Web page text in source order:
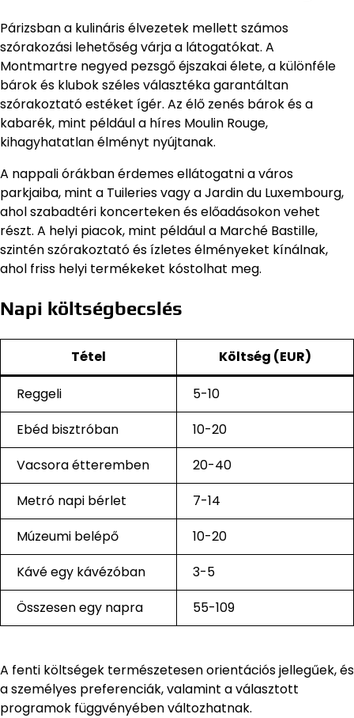
Párizsban a kulináris élvezetek mellett számos
szórakozási lehetőség várja a látogatókat. A
Montmartre negyed pezsgő éjszakai élete, a különféle
bárok és klubok széles választéka garantáltan
szórakoztató estéket ígér. Az élő zenés bárok és a
kabarék, mint például a híres Moulin Rouge,
kihagyhatatlan élményt nyújtanak.
A nappali órákban érdemes ellátogatni a város
parkjaiba, mint a Tuileries vagy a Jardin du Luxembourg,
ahol szabadtéri koncerteken és előadásokon vehet
részt. A helyi piacok, mint például a Marché Bastille,
szintén szórakoztató és ízletes élményeket kínálnak,
ahol friss helyi termékeket kóstolhat meg.
Napi költségbecslés
Tétel Költség (EUR)
Reggeli
5-10
Ebéd bisztróban
10-20
Vacsora étteremben
20-40
Metró napi bérlet
7-14
Múzeumi belépő
10-20
Kávé egy kávézóban
3-5
Összesen egy napra
55-109
A fenti költségek természetesen orientációs jellegűek, és
a személyes preferenciák, valamint a választott
programok függvényében változhatnak.